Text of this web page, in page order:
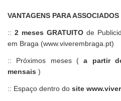
VANTAGENS PARA
:: 2 meses GRATUITO de
em Braga (www.viverembraga.pt)
:: Próximos meses (a partir
mensais )
:: Espaço dentro do site